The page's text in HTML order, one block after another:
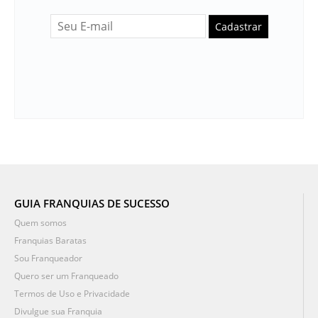
Cadastrar
GUIA FRANQUIAS DE SUCESSO
Quem somos
Franquias Baratas
Sou Franqueador
Quero ser um Franqueado
Termos de Uso e Privacidade
Divulgue sua Franquia